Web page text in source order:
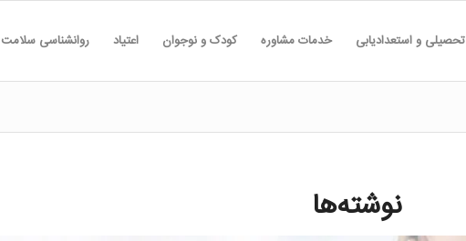
تحصیلی و استعدادیابی خدمات مشاوره کودک و نوجوان اعتیاد روانشناسی سلامت
نوشته‌ها